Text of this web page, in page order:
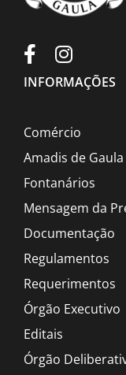
INFORMAÇÕES
Comércio
Amadis de Gaula
Fontanários
Mensagem da
Documentação
Regulamentos
Requerimentos
Órgão Executivo
Editais
Órgão